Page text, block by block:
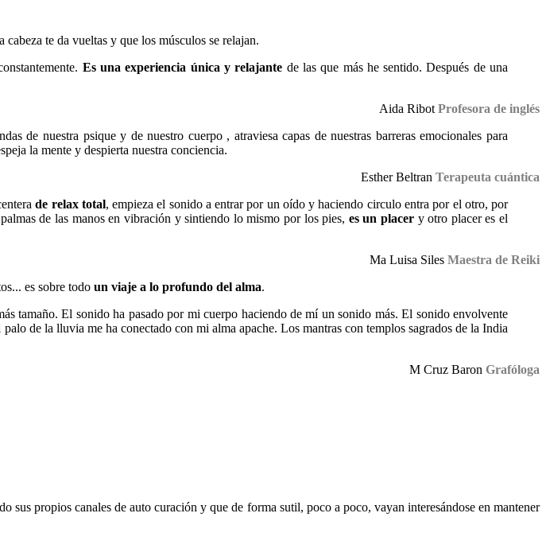
cabeza te da vueltas y que los músculos se relajan.
Es una experiencia única y relajante de las que más he sentido. Después de una
Aida Ribot Profesora de inglés
de nuestra psique y de nuestro cuerpo , atraviesa capas de nuestras barreras emocionales para
la mente y despierta nuestra conciencia.
Esther Beltran Terapeuta cuántica
de relax total, empieza el sonido a entrar por un oído y haciendo circulo entra por el otro, por
de las manos en vibración y sintiendo lo mismo por los pies, es un placer y otro placer es el
Ma Luisa Siles Maestra de Reiki
es sobre todo un viaje a lo profundo del alma.
tamaño. El sonido ha pasado por mi cuerpo haciendo de mí un sonido más. El sonido envolvente
de la lluvia me ha conectado con mi alma apache. Los mantras con templos sagrados de la India
M Cruz Baron Grafóloga
sus propios canales de auto curación y que de forma sutil, poco a poco, vayan interesándose en mantener